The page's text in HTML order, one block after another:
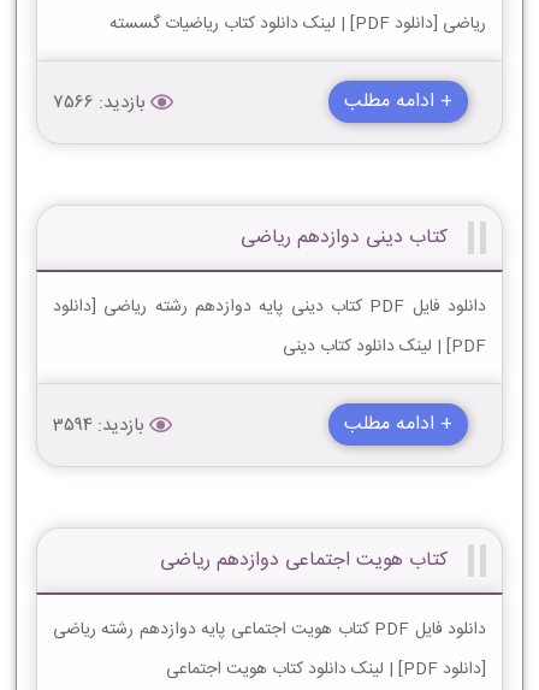
ریاضی [دانلود PDF] | لینک دانلود کتاب ریاضیات گسسته
+ ادامه مطلب بازدید: 7566
کتاب دینی دوازدهم ریاضی
دانلود فایل PDF کتاب دینی پایه دوازدهم رشته ریاضی [دانلود
PDF] | لینک دانلود کتاب دینی
+ ادامه مطلب بازدید: 3594
کتاب هویت اجتماعی دوازدهم ریاضی
دانلود فایل PDF کتاب هویت اجتماعی پایه دوازدهم رشته ریاضی
[دانلود PDF] | لینک دانلود کتاب هویت اجتماعی